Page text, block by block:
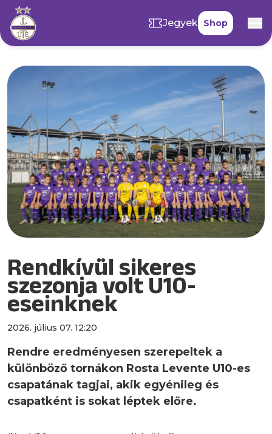
Jegyek Shop
Rendkívül sikeres
szezonja volt U10-
eseinknek
2026. július 07. 12:20
Rendre eredményesen szerepeltek a
különböző tornákon Rosta Levente U10-es
csapatának tagjai, akik egyénileg és
csapatként is sokat léptek előre.